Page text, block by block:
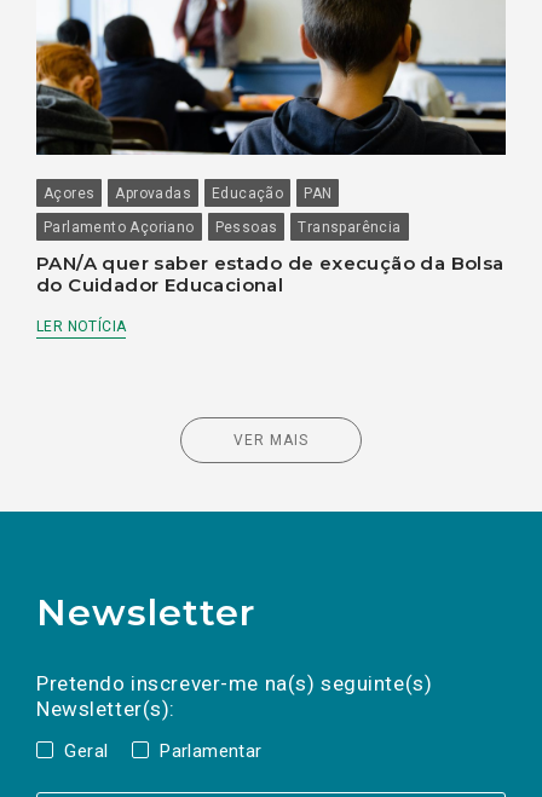
Açores Aprovadas Educação
PAN
Parlamento Açoriano
Pessoas Transparência
PAN/A quer saber estado de execução da Bolsa
do Cuidador Educacional
LER NOTÍCIA
VER MAIS
Newsletter
Pretendo inscrever-me na(s) seguinte(s)
Newsletter(s):
Geral Parlamentar
a(s) newsletter(s).
mail